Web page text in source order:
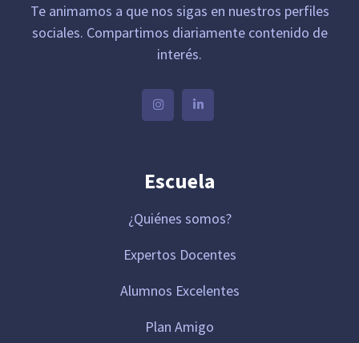
Te animamos a que nos sigas en nuestros perfiles
sociales. Compartimos diariamente contenido de
interés.
Escuela
¿Quiénes somos?
Expertos Docentes
Alumnos Excelentes
Plan Amigo